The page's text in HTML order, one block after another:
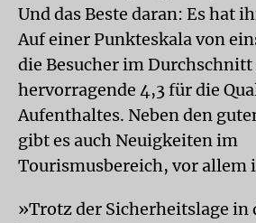
Und das Beste daran: Es hat
Auf einer Punkteskala von
die Besucher im Durchschnitt
hervorragende 4,3 für die
Aufenthaltes. Neben den
gibt es auch Neuigkeiten im
Tourismusbereich, vor allem
»Trotz der Sicherheitslage in